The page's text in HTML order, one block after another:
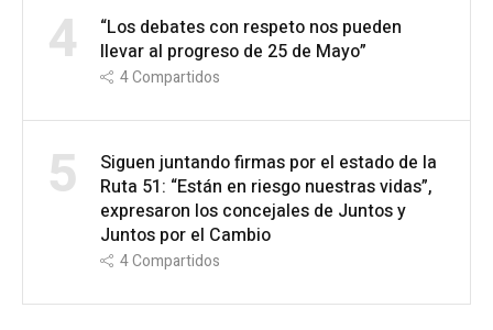
4
“Los debates con respeto nos pueden
llevar al progreso de 25 de Mayo”
4Compartidos
5
Siguen juntando firmas por el estado de la
Ruta 51: “Están en riesgo nuestras vidas”,
expresaron los concejales de Juntos y
Juntos por el Cambio
4Compartidos